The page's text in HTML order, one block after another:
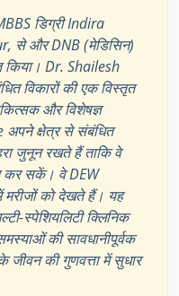
डिग्री Indira
से और DNB (मेडिसिन)
किया। Dr. Shailesh
विकारों की एक विस्तृत
और विशेषज्ञ
अपने क्षेत्र से संबंधित
जुनून रखते हैं ताकि वे
कर सकें। वे DEW
को देखते हैं। यह
स्पेशियलिटी क्लिनिक
की सावधानीपूर्वक
की गुणवत्ता में सुधार